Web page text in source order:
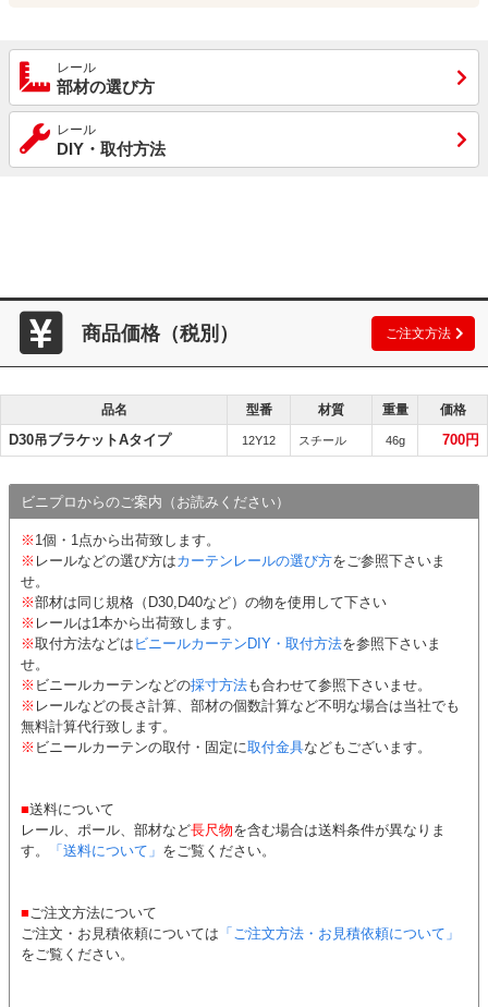
レール
部材の選び方
レール
DIY・取付方法
商品価格（税別） ご注文方法
品名 型番 材質 重量 価格
D30吊ブラケットAタイプ 12Y12 スチール 46g 700円
ビニプロからのご案内（お読みください）
※ 1個・1点から出荷致します。
※ レールなどの選び方はカーテンレールの選び方をご参照下さいま
せ。
※部材は同じ規格（D30,D40など）の物を使用して下さい
※ レールは1本から出荷致します。
※取付方法などは ビニールカーテンDIY・取付方法を参照下さいま
せ。
※ ビニールカーテンなどの採寸方法も合わせて参照下さいませ。
※ レールなどの長さ計算、部材の個数計算など不明な場合は当社でも
無料計算代行致します。
※ ビニールカーテンの取付・固定に取付金具などもございます。
■送料について
レール、ポール、部材など長尺物を含む場合は送料条件が異なりま
す。
「送料について」 をご覧ください。
■ご注文方法について
ご注文・お見積依頼については 「ご注文方法・お見積依頼について」
をご覧ください。